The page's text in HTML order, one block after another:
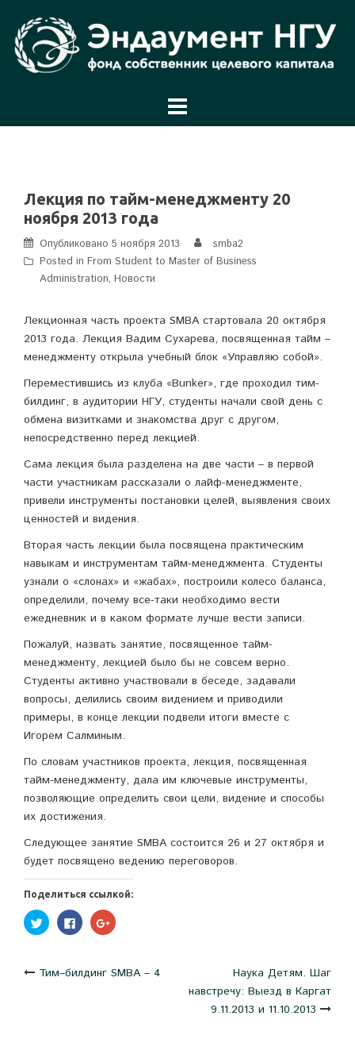
содержимому
Лекция по тайм-менеджменту 20
ноября 2013 года
Опубликовано 5 ноября 2013
smba2
Posted in From Student to Master of Business
Administration, Новости
Лекционная часть проекта SMBA стартовала 20 октября
2013 года. Лекция Вадим Сухарева, посвященная тайм –
менеджменту открыла учебный блок «Управляю собой».
Переместившись из клуба «Bunker», где проходил тим-
билдинг, в аудитории НГУ, студенты начали свой день с
обмена визитками и знакомства друг с другом,
непосредственно перед лекцией.
Сама лекция была разделена на две части – в первой
части участникам рассказали о лайф-менеджменте,
привели инструменты постановки целей, выявления своих
ценностей и видения.
Вторая часть лекции была посвящена практическим
навыкам и инструментам тайм-менеджмента. Студенты
узнали о «слонах» и «жабах», построили колесо баланса,
определили, почему все-таки необходимо вести
ежедневник и в каком формате лучше вести записи.
Пожалуй, назвать занятие, посвященное тайм-
менеджменту, лекцией было бы не совсем верно.
Студенты активно участвовали в беседе, задавали
вопросы, делились своим видением и приводили
примеры, в конце лекции подвели итоги вместе с
Игорем Салминым.
По словам участников проекта, лекция, посвященная
тайм-менеджменту, дала им ключевые инструменты,
позволяющие определить свои цели, видение и способы
их достижения.
Следующее занятие SMBA состоится 26 и 27 октября и
будет посвящено ведению переговоров.
Поделиться ссылкой:
Нажмите,
чтобы
поделиться
(Открывается
в
Нажмите
здесь,
чтобы
Facebook.
Нажмите,
чтобы
(Открывается
в
Навигация
Тим–билдинг SMBA – 4
Наука Детям. Шаг
навстречу: Выезд в Каргат
9.11.2013 и 11.10.2013